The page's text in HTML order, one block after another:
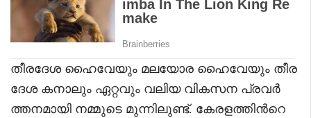
തീരദേശ ഹൈവേയും മലയോര ഹൈവേയും തീര
ദേശ കനാലും ഏറ്റവും വലിയ വികസന പ്രവർ
ത്തനമായി നമ്മുടെ മുന്നിലുണ്ട്. കേരളത്തിൻറെ